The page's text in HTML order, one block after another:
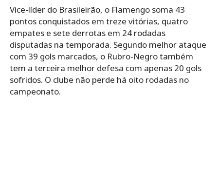
Vice-líder do Brasileirão, o Flamengo soma 43
pontos conquistados em treze vitórias, quatro
empates e sete derrotas em 24 rodadas
disputadas na temporada. Segundo melhor ataque
com 39 gols marcados, o Rubro-Negro também
tem a terceira melhor defesa com apenas 20 gols
sofridos. O clube não perde há oito rodadas no
campeonato.